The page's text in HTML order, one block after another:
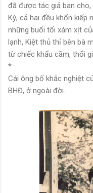
đã được tác giả ban
Kỳ, cả hai đều khốn kiếp
những buổi tối xám xịt
lạnh, Kiệt thủ thỉ bên bà
từ chiếc khẩu cầm, thổi
*
Cái ông bố khắc nghiệt
BHĐ, ở ngoài đời.